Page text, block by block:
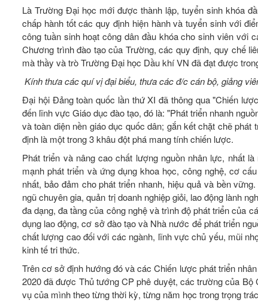
Là Trường Đại học mới được thành lập, tuyển sinh khóa
chấp hành tốt các quy định hiện hành và tuyển sinh với
công tuần sinh hoạt công dân đầu khóa cho sinh viên với
Chương trình đào tạo của Trường, các quy định, quy chế
mà thầy và trò Trường Đại học Dầu khí VN đã đạt được
Kính thưa các quí vị đại biểu, thưa các đ/c cán bộ, giảng
Đại hội Đảng toàn quốc lần thứ XI đã thông qua "Chiến
đến lĩnh vực Giáo dục đào tạo, đó là: "Phát triển nhanh
và toàn diện nền giáo dục quốc dân; gắn kết chặt chẽ
định là một trong 3 khâu đột phá mang tính chiến lược.
Phát triển và nâng cao chất lượng nguồn nhân lực, nhất
mạnh phát triển và ứng dụng khoa học, công nghệ, cơ
nhất, bảo đảm cho phát triển nhanh, hiệu quả và bền
ngũ chuyên gia, quản trị doanh nghiệp giỏi, lao động lành
đa dạng, đa tầng của công nghệ và trình độ phát triển của
dụng lao động, cơ sở đào tạo và Nhà nước để phát triển
chất lượng cao đối với các ngành, lĩnh vực chủ yếu, mũi
kinh tế tri thức.
Trên cơ sở định hướng đó và các Chiến lược phát triển
2020 đã được Thủ tướng CP phê duyệt, các trường của
vụ của mình theo từng thời kỳ, từng năm học trong trọng